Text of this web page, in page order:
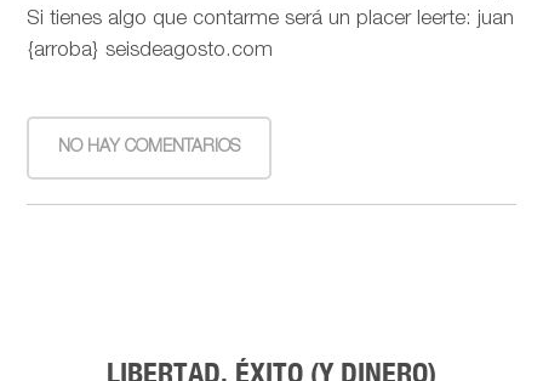
Si tienes algo que contarme será un placer leerte: juan
{arroba} seisdeagosto.com
NO HAY COMENTARIOS
LIBERTAD, ÉXITO (Y DINERO)